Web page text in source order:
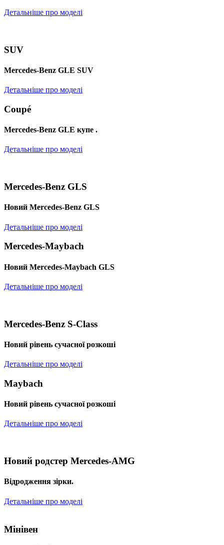
Детальніше про моделі
SUV
Mercedes-Benz GLE SUV
Детальніше про моделі
Coupé
Mercedes-Benz GLE купе .
Детальніше про моделі
Mercedes-Benz GLS
Новий Mercedes-Benz GLS
Детальніше про моделі
Mercedes-Maybach
Новий Mercedes-Maybach GLS
Детальніше про моделі
Mercedes-Benz S-Class
Новий рівень сучасної розкоші
Детальніше про моделі
Maybach
Новий рівень сучасної розкоші
Детальніше про моделі
Новий родстер Mercedes-AMG
Відродження зірки.
Детальніше про моделі
Мінівен